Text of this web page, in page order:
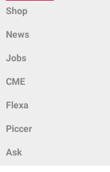
Shop
News
Jobs
CME
Flexa
Piccer
Ask